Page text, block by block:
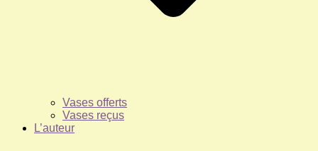
Vases offerts
Vases reçus
L’auteur